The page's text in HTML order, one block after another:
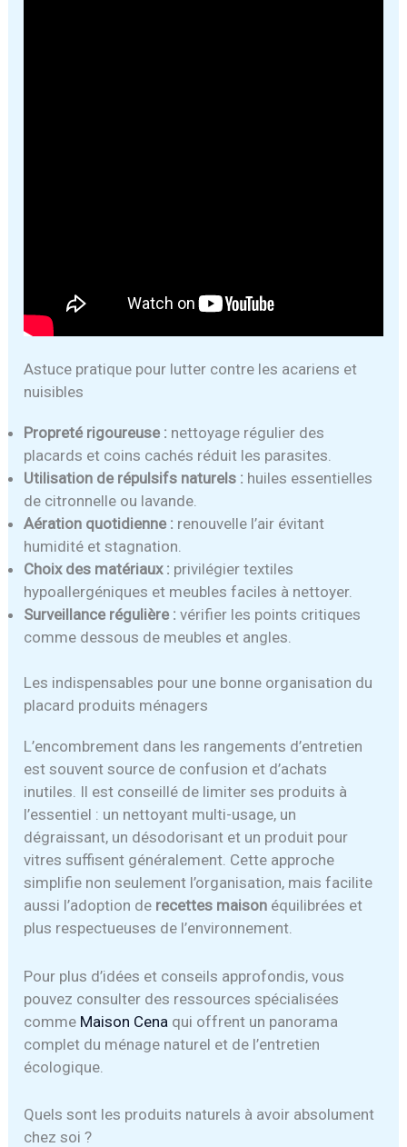
Astuce pratique pour lutter contre les acariens et
nuisibles
Propreté rigoureuse : nettoyage régulier des
placards et coins cachés réduit les parasites.
Utilisation de répulsifs naturels : huiles essentielles
de citronnelle ou lavande.
Aération quotidienne : renouvelle l’air évitant
humidité et stagnation.
Choix des matériaux : privilégier textiles
hypoallergéniques et meubles faciles à nettoyer.
Surveillance régulière : vérifier les points critiques
comme dessous de meubles et angles.
Les indispensables pour une bonne organisation du
placard produits ménagers
L’encombrement dans les rangements d’entretien
est souvent source de confusion et d’achats
inutiles. Il est conseillé de limiter ses produits à
l’essentiel : un nettoyant multi-usage, un
dégraissant, un désodorisant et un produit pour
vitres suffisent généralement. Cette approche
simplifie non seulement l’organisation, mais facilite
aussi l’adoption de recettes maison équilibrées et
plus respectueuses de l’environnement.
Pour plus d’idées et conseils approfondis, vous
pouvez consulter des ressources spécialisées
comme Maison Cena qui offrent un panorama
complet du ménage naturel et de l’entretien
écologique.
Quels sont les produits naturels à avoir absolument
chez soi ?